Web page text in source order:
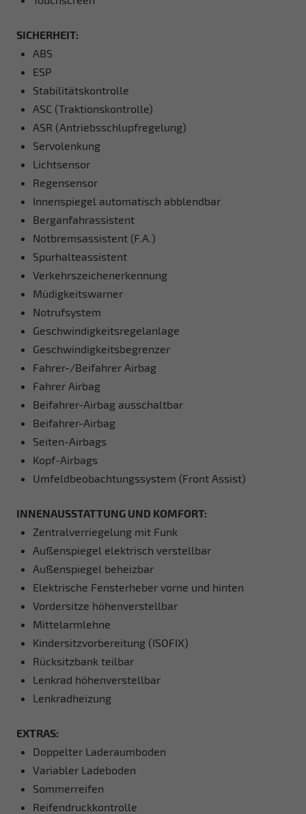
SICHERHEIT:
ABS
ESP
Stabilitätskontrolle
ASC (Traktionskontrolle)
ASR (Antriebsschlupfregelung)
Servolenkung
Lichtsensor
Regensensor
Innenspiegel automatisch abblendbar
Berganfahrassistent
Notbremsassistent (F.A.)
Spurhalteassistent
Verkehrszeichenerkennung
Müdigkeitswarner
Notrufsystem
Geschwindigkeitsregelanlage
Geschwindigkeitsbegrenzer
Fahrer-/Beifahrer Airbag
Fahrer Airbag
Beifahrer-Airbag ausschaltbar
Beifahrer-Airbag
Seiten-Airbags
Kopf-Airbags
Umfeldbeobachtungssystem (Front Assist)
INNENAUSSTATTUNG UND KOMFORT:
Zentralverriegelung mit Funk
Außenspiegel elektrisch verstellbar
Außenspiegel beheizbar
Elektrische Fensterheber vorne und hinten
Vordersitze höhenverstellbar
Mittelarmlehne
Kindersitzvorbereitung (ISOFIX)
Rücksitzbank teilbar
Lenkrad höhenverstellbar
Lenkradheizung
EXTRAS:
Doppelter Laderaumboden
Variabler Ladeboden
Sommerreifen
Reifendruckkontrolle